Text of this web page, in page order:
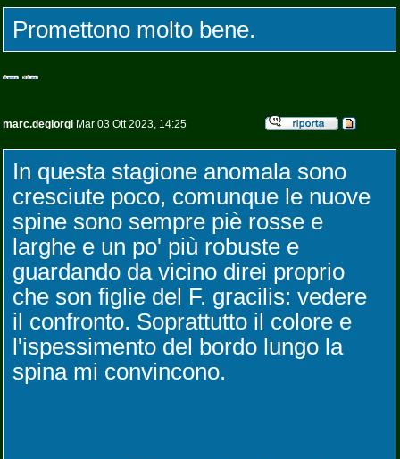
Promettono molto bene.
marc.degiorgi Mar 03 Ott 2023, 14:25
In questa stagione anomala sono
cresciute poco, comunque le nuove
spine sono sempre piè rosse e
larghe e un po' più robuste e
guardando da vicino direi proprio
che son figlie del F. gracilis: vedere
il confronto. Soprattutto il colore e
l'ispessimento del bordo lungo la
spina mi convincono.